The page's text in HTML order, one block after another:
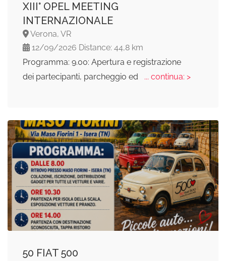
ХІII° OPEL MEETING
INTERNAZIONALE
Verona, VR
12/09/2026 Distance: 44,8 km
Programma: 9.00: Apertura e registrazione
dei partecipanti, parcheggio ed
... continua: >
50 FIAT 500